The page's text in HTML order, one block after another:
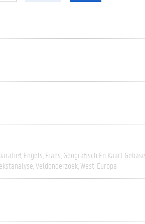
Engels Frans Geografisch En Kaart
Veldonderzoek West-Europa